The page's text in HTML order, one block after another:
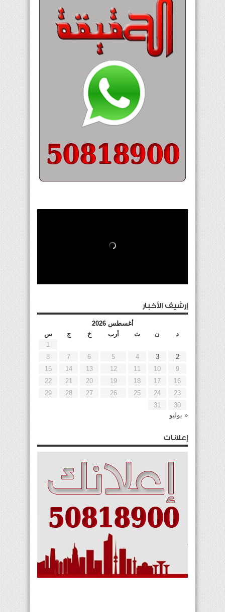
إرشيف الأخبار
أغسطس 2026
د
ن ث أرب خ ج
س
1
2
3
4
5
6
7
8
9
10
11
12
13
14
15
16
17
18
19
20
21
22
23
24
25
26
27
28
29
30
31
« يوليو
إعلانات